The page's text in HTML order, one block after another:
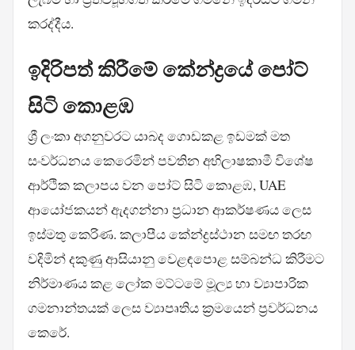
කරද්දීය.
ඉදිරිපත් කිරීමේ කේන්ද්‍රයේ පෝට්
සිටි කොළඹ
ශ්‍රී ලංකා අගනුවරට යාබද ගොඩකළ ඉඩමක් මත
සංවර්ධනය කෙරෙමින් පවතින අභිලාෂකාමී විශේෂ
ආර්ථික කලාපය වන පෝට් සිටි කොළඹ, UAE
ආයෝජකයන් ඇදගන්නා ප්‍රධාන ආකර්ෂණය ලෙස
ඉස්මතු කෙරිණ. කලාපීය කේන්ද්‍රස්ථාන සමඟ තරඟ
වදිමින් දකුණු ආසියානු වෙළඳපොළ සම්බන්ධ කිරීමට
නිර්මාණය කළ ලෝක මට්ටමේ මූල්‍ය හා ව්‍යාපාරික
ගමනාන්තයක් ලෙස ව්‍යාපෘතිය ක්‍රමයෙන් ප්‍රවර්ධනය
කෙරේ.